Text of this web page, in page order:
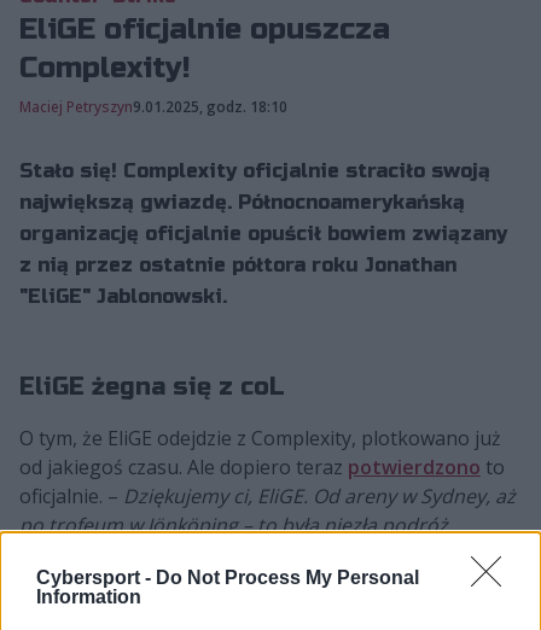
Cybersport - Do Not Process My Personal
Information
EliGE oficjalnie opuszcza
Complexity!
Maciej Petryszyn9.01.2025, godz. 18:10
Stało się! Complexity oficjalnie straciło swoją
największą gwiazdę. Północnoamerykańską
organizację oficjalnie opuścił bowiem związany
z nią przez ostatnie półtora roku Jonathan
"⁠EliGE⁠" Jablonowski.
EliGE żegna się z coL
O tym, że EliGE odejdzie z Complexity, plotkowano już
od jakiegoś czasu. Ale dopiero teraz potwierdzono to
oficjalnie. – Dziękujemy ci, EliGE. Od areny w Sydney, aż
po trofeum w Jönköping – to była niezła podróż.
Życzymy ci wszystkiego najlepszego w twojej dalszej
karierze!– możemy wyczytać w oficjalnym komunikacie
opublikowanym przez organizację. Sam Jablonowski po